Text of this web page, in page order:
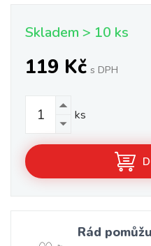
Skladem > 10 ks
119 Kč s DPH
ks
Rád pomůžu